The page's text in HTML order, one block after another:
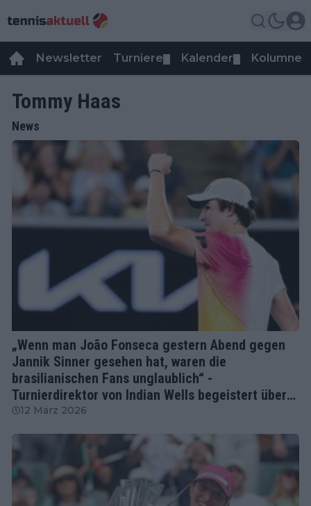
Newsletter Turniere Kalender Kolumnen
Tommy Haas
News
„Wenn man João Fonseca gestern Abend gegen
Jannik Sinner gesehen hat, waren die
brasilianischen Fans unglaublich“ -
Turnierdirektor von Indian Wells begeistert über
die Unterstützung für bestimmte Spieler
12 März 2026